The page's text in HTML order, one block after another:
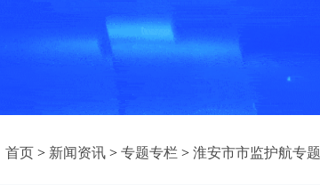
首页 > 新闻资讯 > 专题专栏 > 淮安市市监护航专题